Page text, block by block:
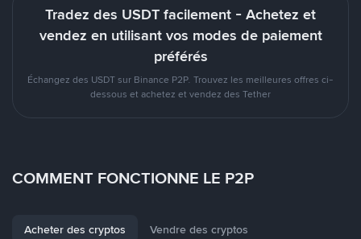
Tradez des USDT facilement - Achetez et
vendez en utilisant vos modes de paiement
préférés
Échangez des USDT sur Binance P2P. Trouvez les meilleures offres ci-
dessous et achetez et vendez des Tether
COMMENT FONCTIONNE LE P2P
Acheter des cryptos Vendre des cryptos